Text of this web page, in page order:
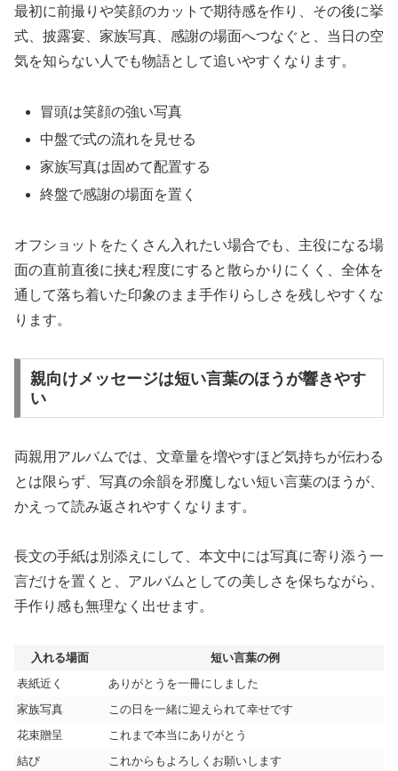
最初に前撮りや笑顔のカットで期待感を作り、その後に挙
式、披露宴、家族写真、感謝の場面へつなぐと、当日の空
気を知らない人でも物語として追いやすくなります。
冒頭は笑顔の強い写真
中盤で式の流れを見せる
家族写真は固めて配置する
終盤で感謝の場面を置く
オフショットをたくさん入れたい場合でも、主役になる場
面の直前直後に挟む程度にすると散らかりにくく、全体を
通して落ち着いた印象のまま手作りらしさを残しやすくな
ります。
親向けメッセージは短い言葉のほうが響きやす
い
両親用アルバムでは、文章量を増やすほど気持ちが伝わる
とは限らず、写真の余韻を邪魔しない短い言葉のほうが、
かえって読み返されやすくなります。
長文の手紙は別添えにして、本文中には写真に寄り添う一
言だけを置くと、アルバムとしての美しさを保ちながら、
手作り感も無理なく出せます。
入れる場面
短い言葉の例
表紙近く
ありがとうを一冊にしました
家族写真
この日を一緒に迎えられて幸せです
花束贈呈
これまで本当にありがとう
結び
これからもよろしくお願いします